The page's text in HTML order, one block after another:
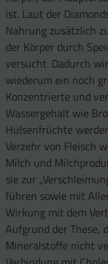
ist. Laut der
Nahrung zusätzlich
der Körper durch
versucht. Dadurch
wiederum ein noch
Konzentrierte und
Wassergehalt wie
Hülsenfrüchte
Verzehr von Fleisch
Milch und
sie zur
führen sowie mit
Wirkung mit dem
Aufgrund der These,
Mineralstoffe nicht